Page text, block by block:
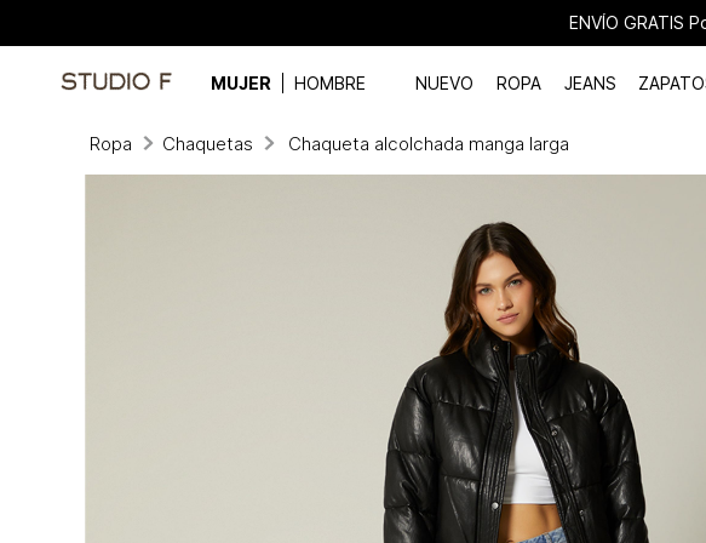
ENVÍO GRATIS
MUJER HOMBRE NUEVO ROPA JEANS
Ropa Chaquetas Chaqueta alcolchada manga larga